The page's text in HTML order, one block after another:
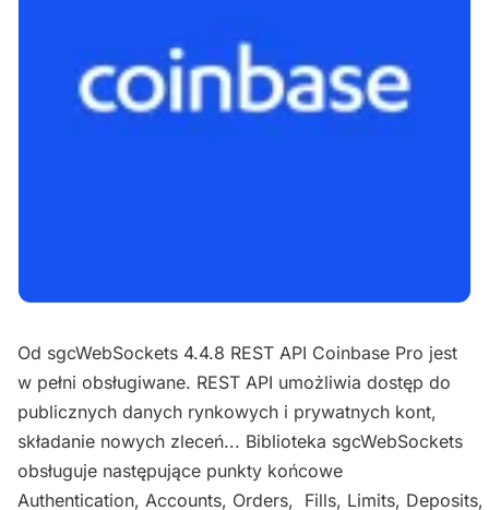
Od sgcWebSockets 4.4.8 REST API Coinbase Pro jest
w pełni obsługiwane. REST API umożliwia dostęp do
publicznych danych rynkowych i prywatnych kont,
składanie nowych zleceń... Biblioteka sgcWebSockets
obsługuje następujące punkty końcowe
Authentication, Accounts, Orders, Fills, Limits, Deposits,